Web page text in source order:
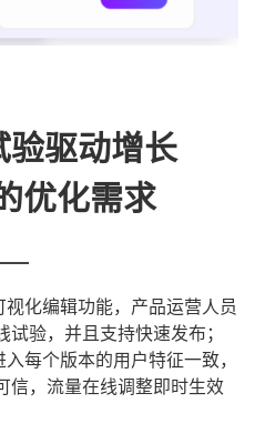
验驱动增长
优化需求
视化编辑功能，产品运营人员
试验，并且支持快速发布；
入每个版本的用户特征一致，
信，流量在线调整即时生效